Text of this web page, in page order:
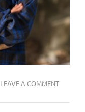
LEAVE A COMMENT